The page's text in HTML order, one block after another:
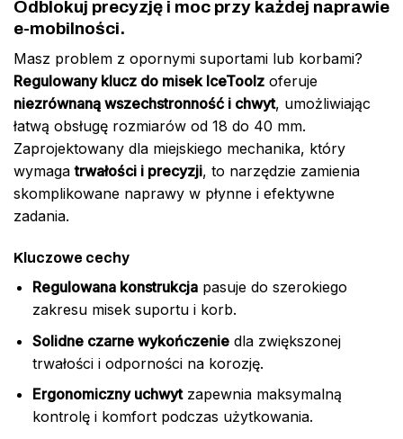
Odblokuj precyzję i moc przy każdej naprawie
e-mobilności.
Masz problem z opornymi suportami lub korbami?
Regulowany klucz do misek IceToolz oferuje
niezrównaną wszechstronność i chwyt, umożliwiając
łatwą obsługę rozmiarów od 18 do 40 mm.
Zaprojektowany dla miejskiego mechanika, który
wymagatrwałości i precyzji, to narzędzie zamienia
skomplikowane naprawy w płynne i efektywne
zadania.
Kluczowe cechy
Regulowana konstrukcjapasuje do szerokiego
zakresu misek suportu i korb.
Solidne czarne wykończeniedla zwiększonej
trwałości i odporności na korozję.
Ergonomiczny uchwytzapewnia maksymalną
kontrolę i komfort podczas użytkowania.